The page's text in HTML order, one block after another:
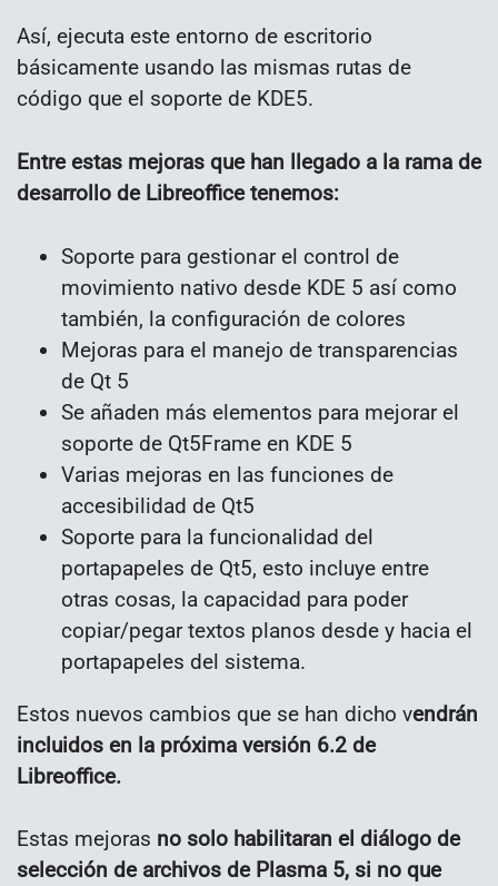
Así, ejecuta este entorno de escritorio
básicamente usando las mismas rutas de
código que el soporte de KDE5.
Entre estas mejoras que han llegado a la rama de
desarrollo de Libreoffice tenemos:
Soporte para gestionar el control de
movimiento nativo desde KDE 5 así como
también, la configuración de colores
Mejoras para el manejo de transparencias
de Qt 5
Se añaden más elementos para mejorar el
soporte de Qt5Frame en KDE 5
Varias mejoras en las funciones de
accesibilidad de Qt5
Soporte para la funcionalidad del
portapapeles de Qt5, esto incluye entre
otras cosas, la capacidad para poder
copiar/pegar textos planos desde y hacia el
portapapeles del sistema.
Estos nuevos cambios que se han dicho vendrán
incluidos en la próxima versión 6.2 de
Libreoffice.
Estas mejoras no solo habilitaran el diálogo de
selección de archivos de Plasma 5, si no que